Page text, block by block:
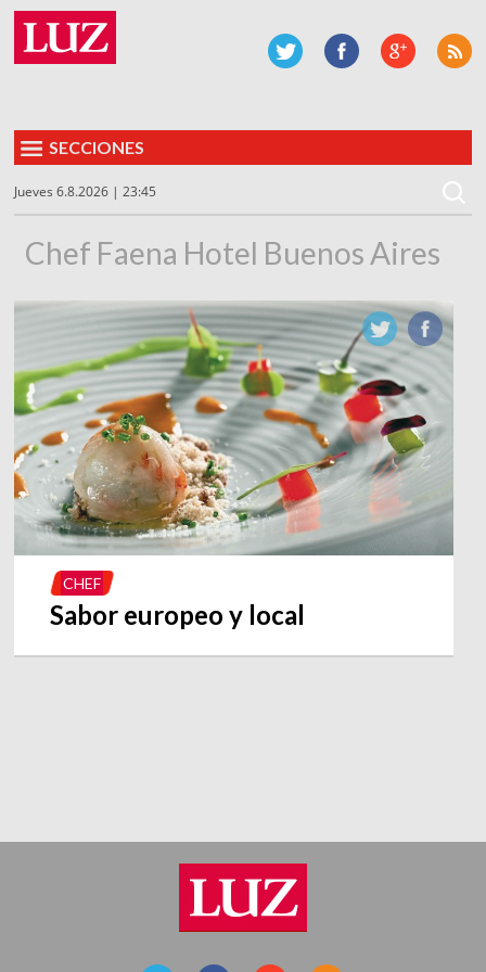
SECCIONES
Jueves 6.8.2026 | 23:45
Chef Faena Hotel Buenos Aires
CHEF
Sabor europeo y local